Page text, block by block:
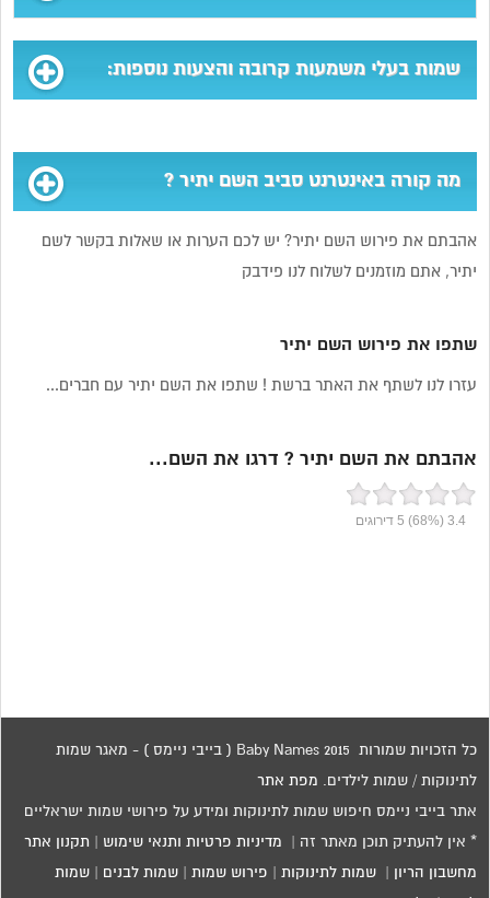
שמות בעלי משמעות קרובה והצעות נוספות:
מה קורה באינטרנט סביב השם יתיר ?
אהבתם את פירוש השם יתיר? יש לכם הערות או שאלות בקשר לשם
יתיר, אתם מוזמנים לשלוח לנו פידבק
שתפו את פירוש השם יתיר
עזרו לנו לשתף את האתר ברשת ! שתפו את השם יתיר עם חברים...
אהבתם את השם יתיר ? דרגו את השם...
3.4
(68%)
5דירוגים
כל הזכויות שמורות 2015 Baby Names ( בייבי ניימס ) - מאגר שמות
לתינוקות / שמות לילדים. מפת אתר
אתר בייבי ניימס חיפוש שמות לתינוקות ומידע על פירושי שמות ישראליים
* אין להעתיק תוכן מאתר זה | מדיניות פרטיות ותנאי שימוש תקנון אתר
מחשבון הריון |שמות לתינוקות פירוש שמות |שמות לבנים |שמות